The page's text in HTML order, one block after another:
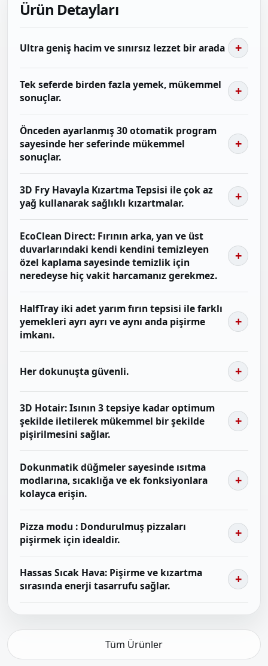
Ürün Detayları
Ultra geniş hacim ve sınırsız lezzet bir arada
Tek seferde birden fazla yemek, mükemmel
sonuçlar.
Önceden ayarlanmış 30 otomatik program
sayesinde her seferinde mükemmel
sonuçlar.
3D Fry Havayla Kızartma Tepsisi ile çok az
yağ kullanarak sağlıklı kızartmalar.
EcoClean Direct: Fırının arka, yan ve üst
duvarlarındaki kendi kendini temizleyen
özel kaplama sayesinde temizlik için
neredeyse hiç vakit harcamanız gerekmez.
HalfTray iki adet yarım fırın tepsisi ile farklı
yemekleri ayrı ayrı ve aynı anda pişirme
imkanı.
Her dokunuşta güvenli.
3D Hotair: Isının 3 tepsiye kadar optimum
şekilde iletilerek mükemmel bir şekilde
pişirilmesini sağlar.
Dokunmatik düğmeler sayesinde ısıtma
modlarına, sıcaklığa ve ek fonksiyonlara
kolayca erişin.
Pizza modu : Dondurulmuş pizzaları
pişirmek için idealdir.
Hassas Sıcak Hava: Pişirme ve kızartma
sırasında enerji tasarrufu sağlar.
Tüm Ürünler